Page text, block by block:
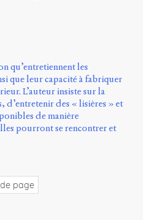
qu’entretiennent les
que leur capacité à fabriquer
L’auteur insiste sur la
d’entretenir des « lisières » et
de manière
pourront se rencontrer et
page